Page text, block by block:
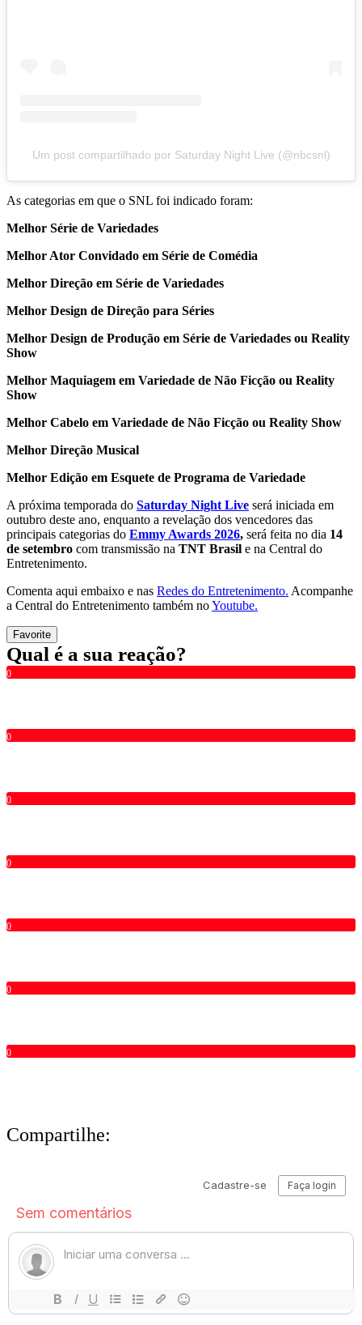
Um post compartilhado por Saturday Night Live (@nbcsnl)
As categorias em que o SNL foi indicado foram:
Melhor Série de Variedades
Melhor Ator Convidado em Série de Comédia
Melhor Direção em Série de Variedades
Melhor Design de Direção para Séries
Melhor Design de Produção em Série de Variedades ou Reality
Show
Melhor Maquiagem em Variedade de Não Ficção ou Reality
Show
Melhor Cabelo em Variedade de Não Ficção ou Reality Show
Melhor Direção Musical
Melhor Edição em Esquete de Programa de Variedade
A próxima temporada do Saturday Night Live será iniciada em
outubro deste ano, enquanto a revelação dos vencedores das
principais categorias do Emmy Awards 2026, será feita no dia 14
de setembro com transmissão na TNT Brasil e na Central do
Entretenimento.
Comenta aqui embaixo e nas Redes do Entretenimento. Acompanhe
a Central do Entretenimento também noYoutube.
Favorite
Qual é a sua reação?
0
0
0
0
0
0
0
Compartilhe: